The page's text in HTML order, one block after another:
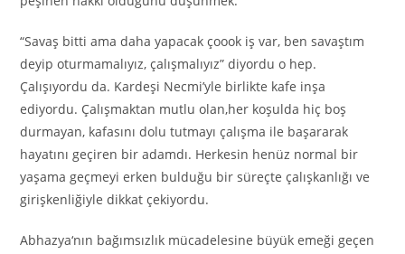
“Savaş bitti ama daha yapacak çoook iş var, ben savaştım
deyip oturmamalıyız, çalışmalıyız” diyordu o hep.
Çalışıyordu da. Kardeşi Necmi’yle birlikte kafe inşa
ediyordu. Çalışmaktan mutlu olan,her koşulda hiç boş
durmayan, kafasını dolu tutmayı çalışma ile başararak
hayatını geçiren bir adamdı. Herkesin henüz normal bir
yaşama geçmeyi erken bulduğu bir süreçte çalışkanlığı ve
girişkenliğiyle dikkat çekiyordu.
Abhazya‘nın bağımsızlık mücadelesine büyük emeği geçen